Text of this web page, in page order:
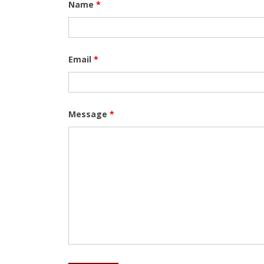
Name *
Email *
Message *